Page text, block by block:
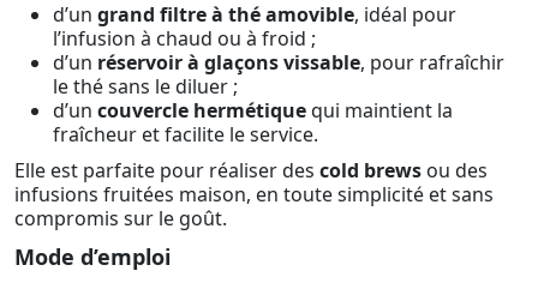
d’un grand filtre à thé amovible, idéal pour
l’infusion à chaud ou à froid ;
d’un réservoir à glaçons vissable, pour rafraîchir
le thé sans le diluer ;
d’un couvercle hermétiquequi maintient la
fraîcheur et facilite le service.
Elle est parfaite pour réaliser des cold brews ou des
infusions fruitées maison, en toute simplicité et sans
compromis sur le goût.
Mode d’emploi